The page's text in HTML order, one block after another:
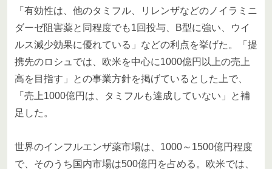
「有効性は、他のタミフル、リレンザなどのノイラミニ
ダーゼ阻害薬と同程度でも1回投与、B型に強い、ウイ
ルス減少効果に優れている」などの利点を挙げた。「提
携先のロシュでは、欧米を中心に1000億円以上の売上
高を目指す」との事業方針を掲げているとした上で、
「売上1000億円は、タミフルも達成していない」と補
足した。
世界のインフルエンザ薬市場は、1000～1500億円程度
で、そのうち国内市場は500億円を占める。欧米では、